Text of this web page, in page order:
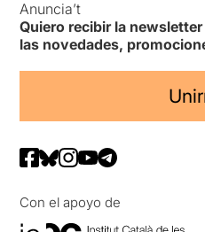
Anuncia’t
Quiero recibir la
las novedades,
Con el apoyo de